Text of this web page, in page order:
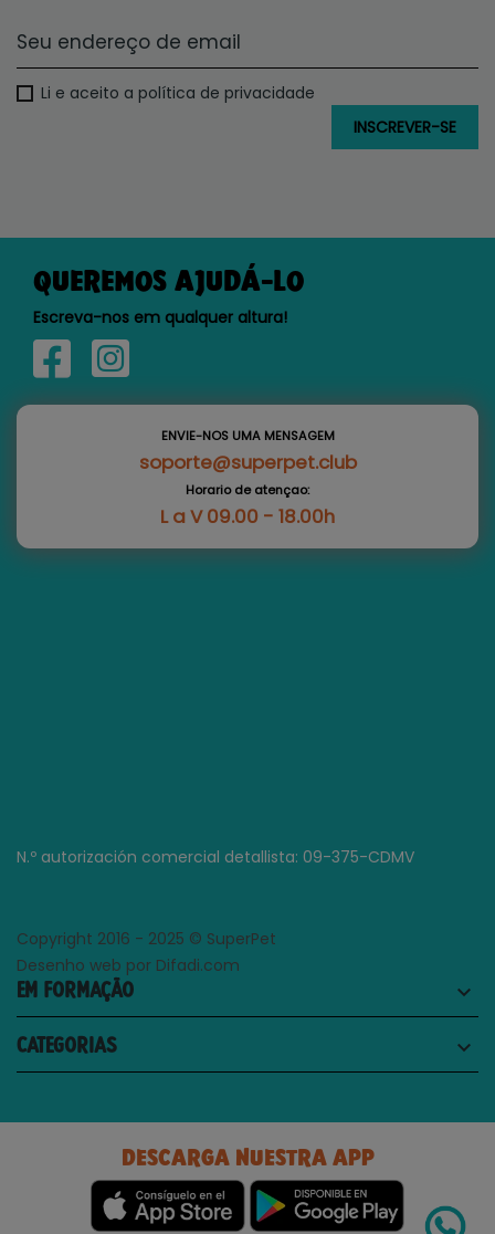
Li e aceito a política de privacidade
QUEREMOS AJUDÁ-LO
Escreva-nos em qualquer altura!
ENVIE-NOS UMA MENSAGEM
soporte@superpet.club
Horario de atençao:
L a V 09.00 - 18.00h
N.º autorización comercial detallista: 09-375-CDMV
Copyright 2016 - 2025 © SuperPet
Desenho web por Difadi.com
EM FORMAÇÃO keyboard_arrow_down
CATEGORIAS keyboard_arrow_down
DESCARGA NUESTRA APP